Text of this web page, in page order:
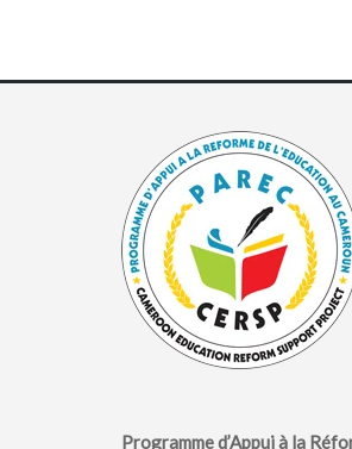
Programme d’Appui à la